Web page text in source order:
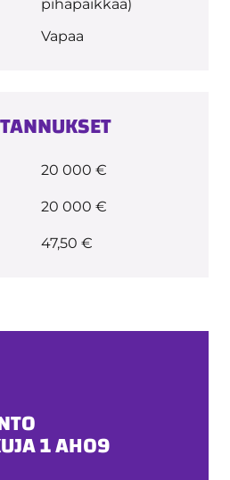
pihapaikkaa)
Vapaa
20 000 €
20 000 €
47,50 €
1 AH09